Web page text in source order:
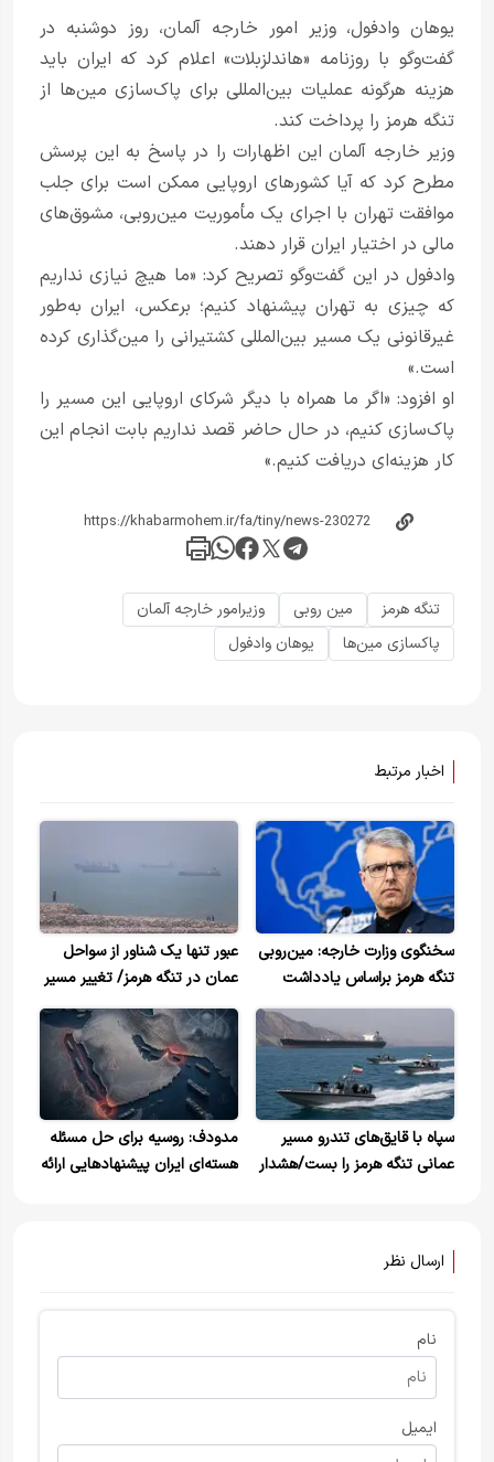
یوهان وادفول، وزیر امور خارجه آلمان، روز دوشنبه در
گفت‌وگو با روزنامه «هاندلزبلات» اعلام کرد که ایران باید
هزینه هرگونه عملیات بین‌المللی برای پاک‌سازی مین‌ها از
تنگه هرمز را پرداخت کند.
وزیر خارجه آلمان این اظهارات را در پاسخ به این پرسش
مطرح کرد که آیا کشورهای اروپایی ممکن است برای جلب
موافقت تهران با اجرای یک مأموریت مین‌روبی، مشوق‌های
مالی در اختیار ایران قرار دهند.
وادفول در این گفت‌وگو تصریح کرد: «ما هیچ نیازی نداریم
که چیزی به تهران پیشنهاد کنیم؛ برعکس، ایران به‌طور
غیرقانونی یک مسیر بین‌المللی کشتیرانی را مین‌گذاری کرده
است.»
او افزود: «اگر ما همراه با دیگر شرکای اروپایی این مسیر را
پاک‌سازی کنیم، در حال حاضر قصد نداریم بابت انجام این
کار هزینه‌ای دریافت کنیم.»
تنگه هرمز مین روبی
وزیرامور خارجه آلمان
پاکسازی مین‌ها
یوهان وادفول
اخبار مرتبط
سخنگوی وزارت خارجه: مین‌روبی
تنگه هرمز براساس یادداشت
تفاهم، وظیفه ایران است+ویدیو
عبور تنها یک شناور از سواحل
عمان در تنگه هرمز/ تغییر مسیر
ناگهانی ۸ کشتی
سپاه با قایق‌های تندرو مسیر
عمانی تنگه هرمز را بست/هشدار
مدودف: روسیه برای حل مسئله
هسته‌ای ایران پیشنهادهایی ارائه
ارسال نظر
نام
ایمیل